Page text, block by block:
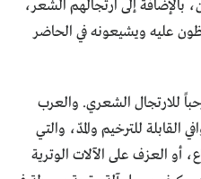
بالإضافة إلى ارتجالهم الشعر،
عليه ويشيعونه في الحاضر
للارتجال الشعري. والعرب
القابلة للترخيم والمدّ، والتي
أو العزف على الآلات الوترية